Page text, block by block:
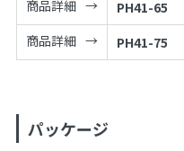
商品詳細
PH41-65
商品詳細
PH41-75
パッケージ